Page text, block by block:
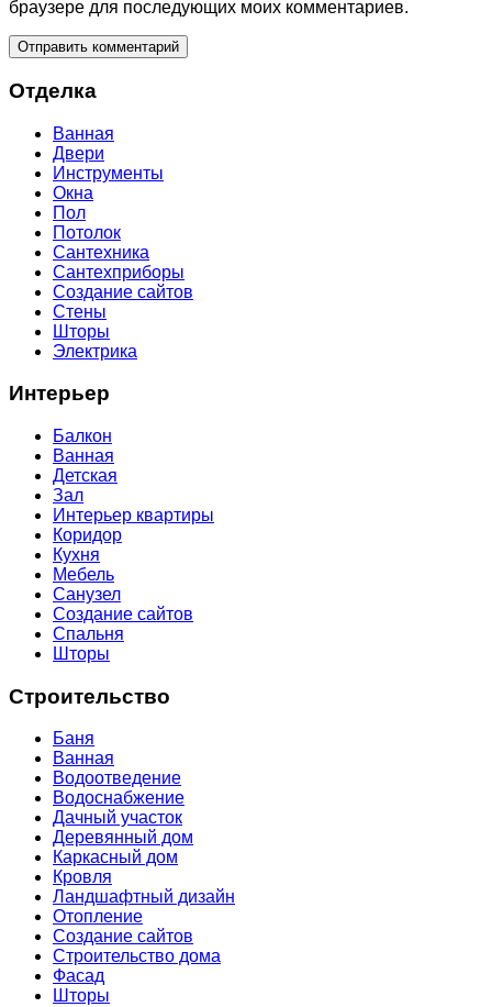
браузере для последующих моих комментариев.
Отделка
Ванная
Двери
Инструменты
Окна
Пол
Потолок
Сантехника
Сантехприборы
Создание сайтов
Стены
Шторы
Электрика
Интерьер
Балкон
Ванная
Детская
Зал
Интерьер квартиры
Коридор
Кухня
Мебель
Санузел
Создание сайтов
Спальня
Шторы
Строительство
Баня
Ванная
Водоотведение
Водоснабжение
Дачный участок
Деревянный дом
Каркасный дом
Кровля
Ландшафтный дизайн
Отопление
Создание сайтов
Строительство дома
Фасад
Шторы